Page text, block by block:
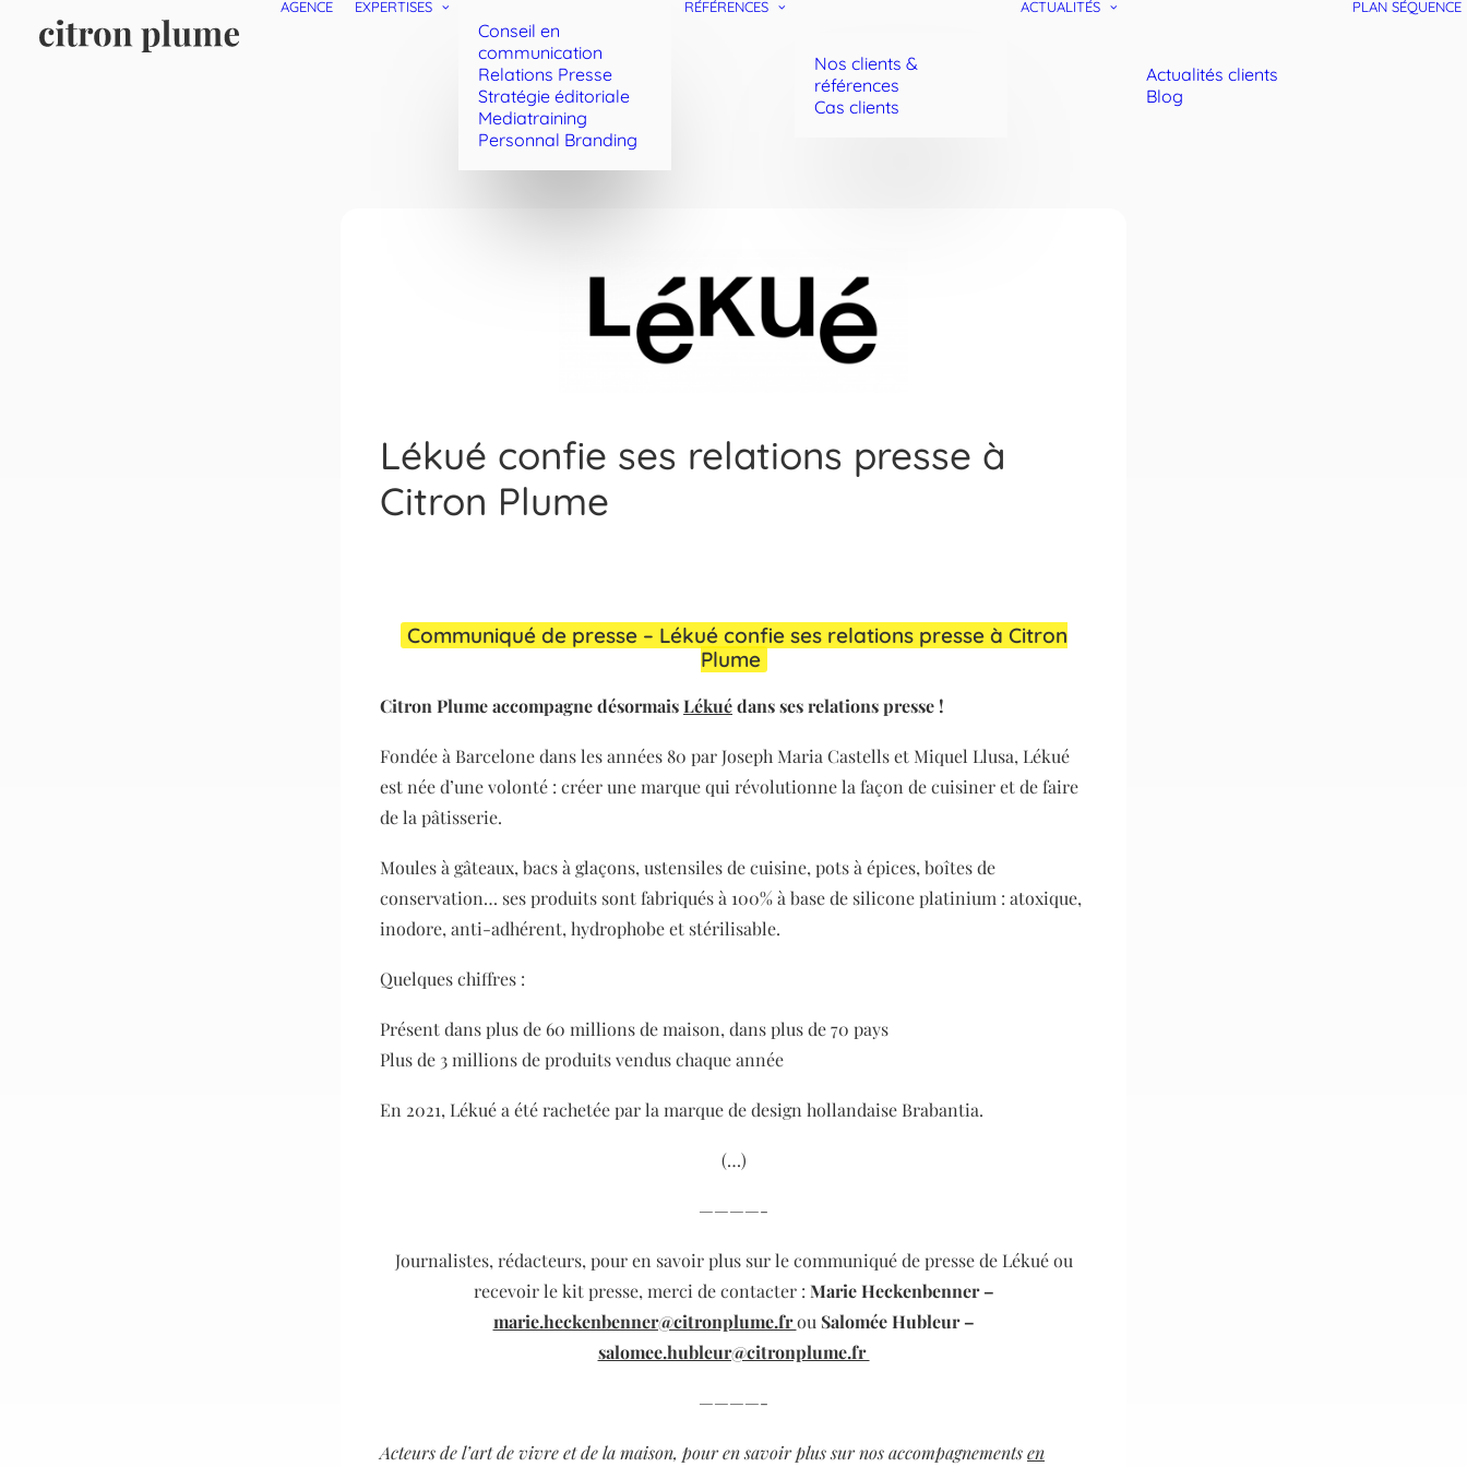
AGENCE EXPERTISES
Conseil en
communication
Relations Presse
Stratégie éditoriale
Mediatraining
Personnal Branding
RÉFÉRENCES
Nos clients &
références
Cas clients
ACTUALITÉS
Actualités clients
Blog
PLAN SÉQUENCE
Lékué confie ses relations presse à
Citron Plume
Communiqué de presse – Lékué confie ses relations presse à Citron
Plume
Citron Plume accompagne désormaisLékuédans ses relations presse !
Fondée à Barcelone dans les années 80 par Joseph Maria Castells et Miquel Llusa, Lékué
est née d’une volonté : créer une marque qui révolutionne la façon de cuisiner et de faire
de la pâtisserie.
Moules à gâteaux, bacs à glaçons, ustensiles de cuisine, pots à épices, boîtes de
conservation… ses produits sont fabriqués à 100% à base de silicone platinium : atoxique,
inodore, anti-adhérent, hydrophobe et stérilisable.
Quelques chiffres :
Présent dans plus de 60 millions de maison, dans plus de 70 pays
Plus de 3 millions de produits vendus chaque année
En 2021, Lékué a été rachetée par la marque de design hollandaise Brabantia.
(…)
————-
Journalistes, rédacteurs, pour en savoir plus sur le communiqué de presse de Lékué ou
recevoir le kit presse, merci de contacter : Marie Heckenbenner –
marie.heckenbenner@citronplume.frou Salomée Hubleur –
salomee.hubleur@citronplume.fr
————-
Acteurs de l’art de vivre et de la maison, pour en savoir plus sur nos accompagnementsen